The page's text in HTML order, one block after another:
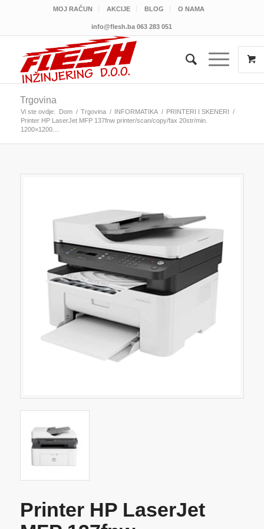
MOJ RAČUN AKCIJE BLOG O NAMA
info@flesh.ba 063 283 051
Trgovina
Vi ste ovdje: Dom / Trgovina / INFORMATIKA / PRINTERI I SKENERI /
Printer HP LaserJet MFP 137fnw printer/scan/copy/fax 20str/min.
1200×1200....
Printer HP LaserJet